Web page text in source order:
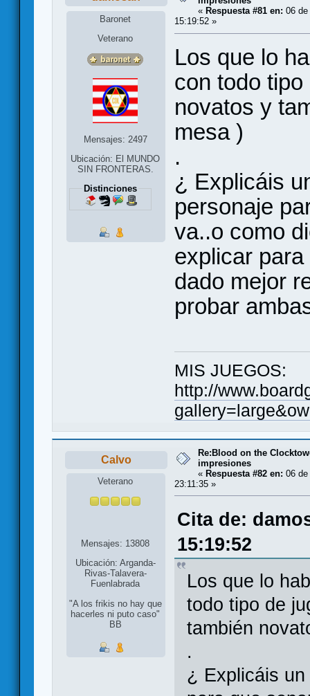
Baronet
Veterano
Mensajes: 2497
Ubicación: El MUNDO
SIN FRONTERAS.
Distinciones
« Respuesta #81 en: 06
15:19:52 »
Los que lo
con todo
novatos y
mesa )
.
¿ Explicáis
personaje
va..o como
explicar
dado mejor
probar
MIS JUEGOS:
http://
Calvo
Veterano
Mensajes: 13808
Ubicación: Arganda-
Rivas-Talavera-
Fuenlabrada
"A los frikis no hay que
hacerles ni puto caso"
BB
Re:Blood on the
impresiones
« Respuesta #82 en: 06
23:11:35 »
Cita de:
15:19:52
Los que lo
todo tipo de
también
.
¿ Explicáis